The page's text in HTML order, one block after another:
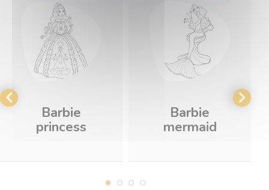
Barbie
princess
Barbie
mermaid